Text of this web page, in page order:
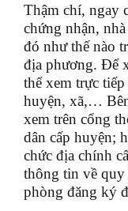
Thậm chí, ngay
chứng nhận,
đó như thế nào
địa phương. Để
thể xem trực
huyện, xã,…
xem trên cổng
dân cấp huyện;
chức địa chính
thông tin về quy
phòng đăng ký